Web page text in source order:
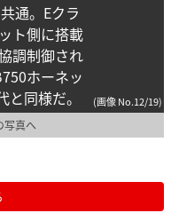
通。Eクラ
ト側に搭載
調制御され
ホーネッ
同様だ。
(画像 No.12/19)
写真へ